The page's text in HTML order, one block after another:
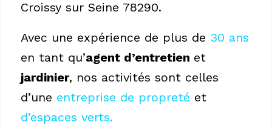
Croissy sur Seine 78290.
Avec une expérience de plus de 30 ans
en tant qu’agent d’entretien et
jardinier, nos activités sont celles
d’une entreprise de propreté et
d’espaces verts.